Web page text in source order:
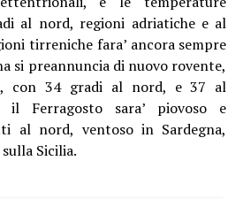
al nord, regioni adriatiche e al
tirreniche fara’ ancora sempre
si preannuncia di nuovo rovente,
con 34 gradi al nord, e 37 al
il Ferragosto sara’ piovoso e
al nord, ventoso in Sardegna,
Sicilia.